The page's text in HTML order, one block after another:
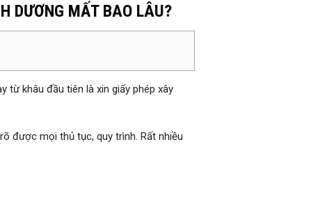
DƯƠNG MẤT BAO LÂU?
từ khâu đầu tiên là xin giấy phép xây
được mọi thủ tục, quy trình. Rất nhiều